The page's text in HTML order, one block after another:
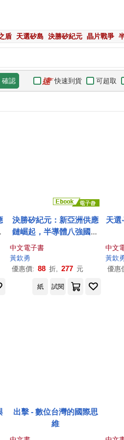
盾 天選矽島 決勝矽紀元 晶片戰爭
確認 快速到貨 可超取
決勝矽紀元：新亞洲供應
鏈崛起，半導體八強國際
新賽局與臺灣的不對稱關
鍵優勢 (電子書)
中文電子書
黃欽勇
優惠價: 88 折, 277 元
天選
中文
黃欽
優惠
紙 試閱
出擊 - 數位台灣的國際思
維